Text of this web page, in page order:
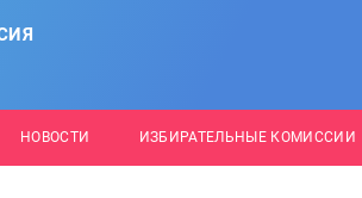
НОВОСТИ ИЗБИРАТЕЛЬНЫЕ КОМИССИИ